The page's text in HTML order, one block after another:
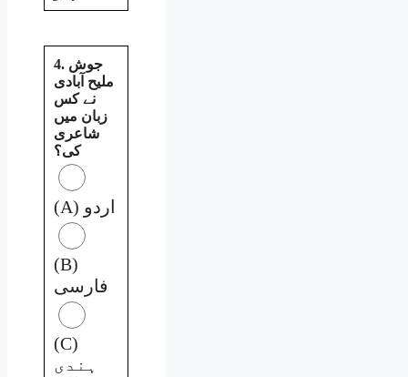
4. جوش
ملیح آبادی
نے کس
زبان میں
شاعری
کی؟
(A) اردو
(B)
فارسی
(C)
ہندی